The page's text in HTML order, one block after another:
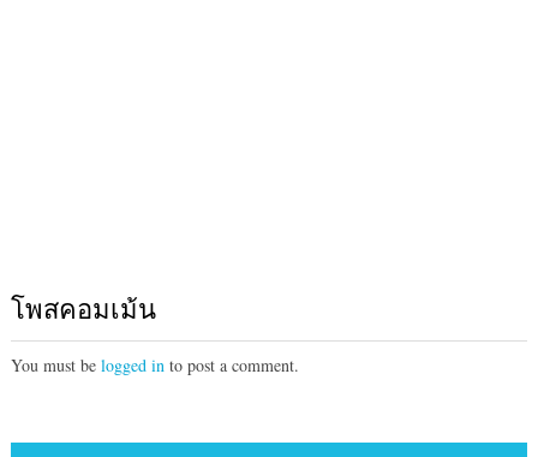
โพสคอมเม้น
You must be logged into post a comment.